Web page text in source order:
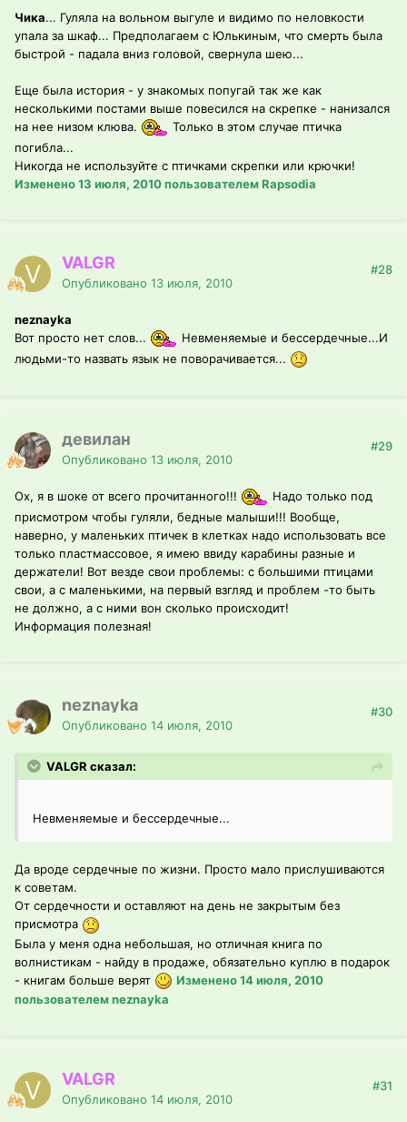
Чика... Гуляла на вольном выгуле и видимо по неловкости
упала за шкаф... Предполагаем с Юлькиным, что смерть была
быстрой - падала вниз головой, свернула шею...
Еще была история - у знакомых попугай так же как
несколькими постами выше повесился на скрепке - нанизался
на нее низом клюва.
Только в этом случае птичка
погибла...
Никогда не используйте с птичками скрепки или крючки!
Изменено13 июля, 2010пользователем Rapsodia
VALGR
Опубликовано 13 июля, 2010
#28
neznayka
Вот просто нет слов...
Невменяемые и бессердечные...И
людьми-то назвать язык не поворачивается...
девилан
Опубликовано 13 июля, 2010
#29
Ох, я в шоке от всего прочитанного!!!
Надо только под
присмотром чтобы гуляли, бедные малыши!!! Вообще,
наверно, у маленьких птичек в клетках надо использовать все
только пластмассовое, я имею ввиду карабины разные и
держатели! Вот везде свои проблемы: с большими птицами
свои, а с маленькими, на первый взгляд и проблем -то быть
не должно, а с ними вон сколько происходит!
Информация полезная!
neznayka
Опубликовано 14 июля, 2010
#30
VALGR сказал:
Невменяемые и бессердечные...
Да вроде сердечные по жизни. Просто мало прислушиваются
к советам.
От сердечности и оставляют на день не закрытым без
присмотра
Была у меня одна небольшая, но отличная книга по
волнистикам - найду в продаже, обязательно куплю в подарок
- книгам больше верят
Изменено14 июля, 2010
пользователем neznayka
VALGR
Опубликовано 14 июля, 2010
#31